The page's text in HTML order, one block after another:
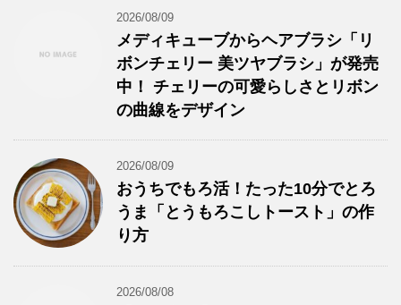
2026/08/09
メディキューブからヘアブラシ「リ
ボンチェリー 美ツヤブラシ」が発売
中！ チェリーの可愛らしさとリボン
の曲線をデザイン
2026/08/09
おうちでもろ活！たった10分でとろ
うま「とうもろこしトースト」の作
り方
2026/08/08